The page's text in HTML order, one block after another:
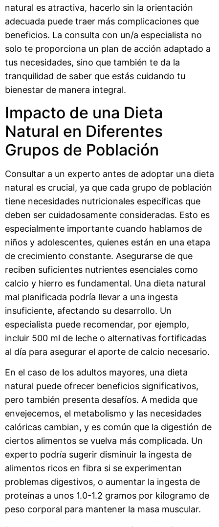
natural es atractiva, hacerlo sin la orientación
adecuada puede traer más complicaciones que
beneficios. La consulta con un/a especialista no
solo te proporciona un plan de acción adaptado a
tus necesidades, sino que también te da la
tranquilidad de saber que estás cuidando tu
bienestar de manera integral.
Impacto de una Dieta
Natural en Diferentes
Grupos de Población
Consultar a un experto antes de adoptar una dieta
natural es crucial, ya que cada grupo de población
tiene necesidades nutricionales específicas que
deben ser cuidadosamente consideradas. Esto es
especialmente importante cuando hablamos de
niños y adolescentes, quienes están en una etapa
de crecimiento constante. Asegurarse de que
reciben suficientes nutrientes esenciales como
calcio y hierro es fundamental. Una dieta natural
mal planificada podría llevar a una ingesta
insuficiente, afectando su desarrollo. Un
especialista puede recomendar, por ejemplo,
incluir 500 ml de leche o alternativas fortificadas
al día para asegurar el aporte de calcio necesario.
En el caso de los adultos mayores, una dieta
natural puede ofrecer beneficios significativos,
pero también presenta desafíos. A medida que
envejecemos, el metabolismo y las necesidades
calóricas cambian, y es común que la digestión de
ciertos alimentos se vuelva más complicada. Un
experto podría sugerir disminuir la ingesta de
alimentos ricos en fibra si se experimentan
problemas digestivos, o aumentar la ingesta de
proteínas a unos 1.0-1.2 gramos por kilogramo de
peso corporal para mantener la masa muscular.